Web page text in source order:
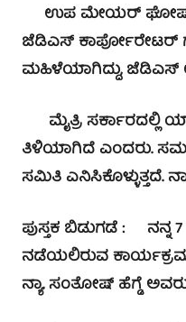
ಉಪ ಮೇಯರ್ ಘೋಷಣೆ
ಜೆಡಿಎಸ್ ಕಾರ್ಪೋರೇಟರ್
ಮಹಿಳೆಯಾಗಿದ್ದು, ಜೆಡಿಎಸ್
ಮೈತ್ರಿ ಸರ್ಕಾರದಲ್ಲಿ
ತಿಳಿಯಾಗಿದೆ ಎಂದರು.
ಸಮಿತಿ ಎನಿಸಿಕೊಳ್ಳುತ್ತದೆ.
ಪುಸ್ತಕ ಬಿಡುಗಡೆ : ನನ್ನ
ನಡೆಯಲಿರುವ
ನ್ಯಾ. ಸಂತೋಷ್ ಹೆಗ್ಡೆ